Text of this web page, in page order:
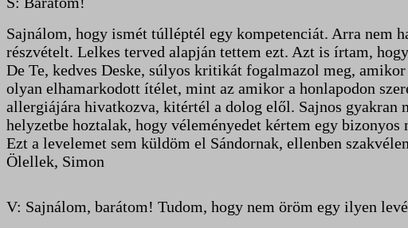
Sajnálom, hogy ismét túlléptél egy kompetenciát. Arra nem
részvételt. Lelkes terved alapján tettem ezt. Azt is írtam,
De Te, kedves Deske, súlyos kritikát fogalmazol meg,
olyan elhamarkodott ítélet, mint az amikor a honlapodon
allergiájára hivatkozva, kitértél a dolog elől. Sajnos gyakran
helyzetbe hoztalak, hogy véleményedet kértem egy
Ezt a levelemet sem küldöm el Sándornak, ellenben
Ölellek, Simon
V: Sajnálom, barátom! Tudom, hogy nem öröm egy ilyen